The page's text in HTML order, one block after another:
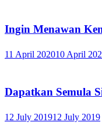
Ingin Menawan
11 April 202010 April
Dapatkan Semula
12 July 201912 July 2019